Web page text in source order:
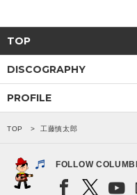
TOP
DISCOGRAPHY
PROFILE
TOP 工藤慎太郎
FOLLOW